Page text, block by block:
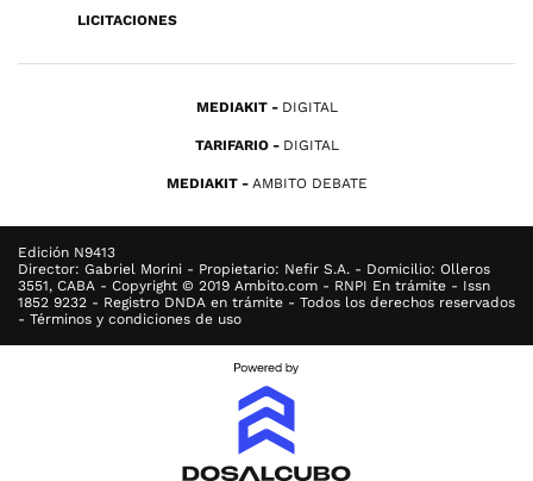
LICITACIONES
MEDIAKIT DIGITAL
TARIFARIO DIGITAL
MEDIAKIT AMBITO DEBATE
Edición N9413
Director: Gabriel Morini - Propietario: Nefir S.A. - Domicilio: Olleros
3551, CABA - Copyright © 2019 Ambito.com - RNPI En trámite - Issn
1852 9232 - Registro DNDA en trámite - Todos los derechos reservados
- Términos y condiciones de uso